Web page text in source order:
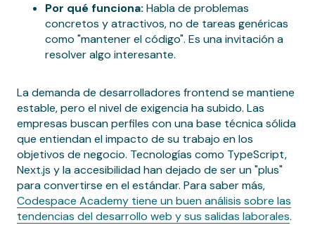
Por qué funciona: Habla de problemas
concretos y atractivos, no de tareas genéricas
como "mantener el código". Es una invitación a
resolver algo interesante.
La demanda de desarrolladores frontend se mantiene
estable, pero el nivel de exigencia ha subido. Las
empresas buscan perfiles con una base técnica sólida
que entiendan el impacto de su trabajo en los
objetivos de negocio. Tecnologías como TypeScript,
Next.js y la accesibilidad han dejado de ser un "plus"
para convertirse en el estándar. Para saber más,
Codespace Academy tiene un buen análisis sobre las
tendencias del desarrollo web y sus salidas laborales.